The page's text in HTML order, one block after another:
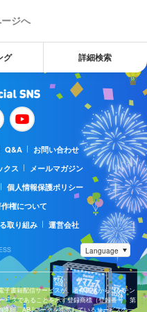
ジへ
グ 詳細検索
Q&A
お問い合わせ
クス
メールマガジン
個人情報保護ポリシー
権について
取り組み 運営会社
子書籍配信サービスが、著作権者からコンテン
ビスであることを示す登録商標（登録番号 第
詳細、ABJマークを掲示しているサービスの一